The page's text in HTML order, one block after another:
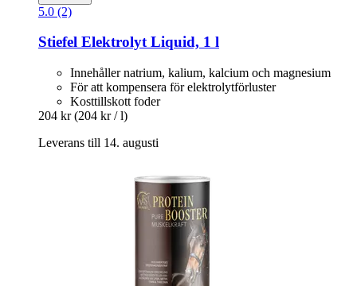
5.0 (2)
Stiefel Elektrolyt Liquid, 1 l
Innehåller natrium, kalium, kalcium och magnesium
För att kompensera för elektrolytförluster
Kosttillskott foder
204 kr (204 kr / l)
Leverans till 14. augusti